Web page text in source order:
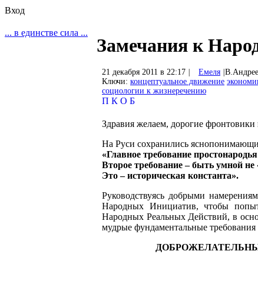
Вход
... в единстве сила ...
Замечания к
21 декабря 2011 в 22:17 Емеля
Ключи: концептуальное движение
социологии к жизнеречению
П К О Б
Здравия желаем, дорогие
На Руси сохранились
«Главное требование
Второе требование – быть умной
Это – историческая константа».
Руководствуясь добрыми
Народных Инициатив, чтобы
Народных Реальных Действий, в
мудрые фундаментальные требования